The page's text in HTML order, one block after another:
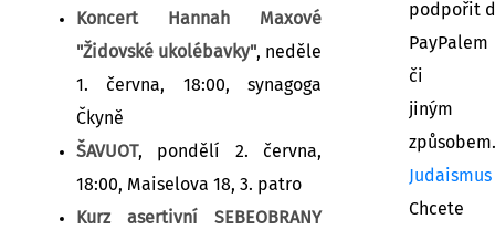
Koncert Hannah Maxové
"Židovské ukolébavky", neděle
1. června, 18:00, synagoga
Čkyně
ŠAVUOT, pondělí 2. června,
18:00, Maiselova 18, 3. patro
Kurz asertivní SEBEOBRANY
podpořit
PayPalem
či
jiným
způsobem.
Judaismus
Chcete